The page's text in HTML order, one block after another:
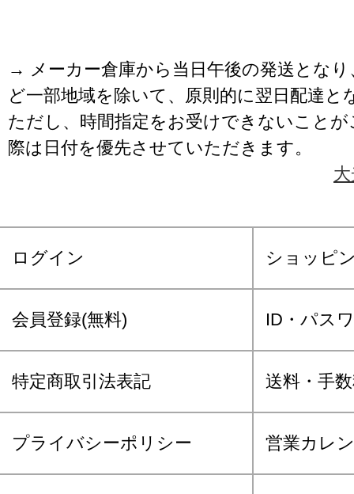
→ メーカー倉庫から当日午後の発送となり
ど一部地域を除いて、原則的に翌日配達と
ただし、時間指定をお受けできないこと
際は日付を優先させていただきます。
ログイン ショッピ
会員登録(無料) ID・パス
特定商取引法表記 送料・手
プライバシーポリシー 営業カレ